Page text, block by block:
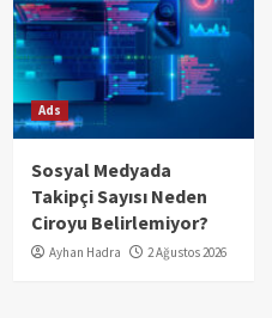
Ads
Sosyal Medyada
Takipçi Sayısı Neden
Ciroyu Belirlemiyor?
Ayhan Hadra 2 Ağustos 2026